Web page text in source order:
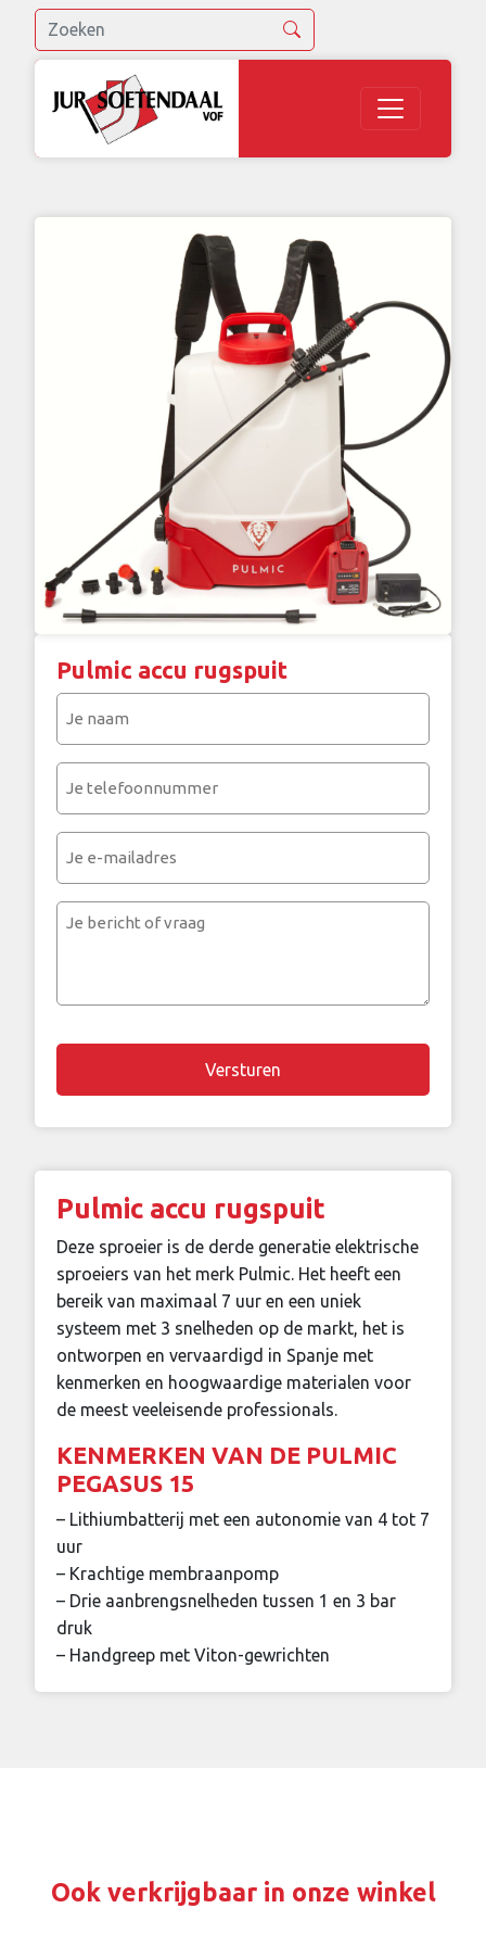
Pulmic accu rugspuit
(Vereist)
(Vereist)
mailadres
Je
Chapta
Pulmic accu rugspuit
Deze sproeier is de derde generatie elektrische
sproeiers van het merk Pulmic. Het heeft een
bereik van maximaal 7 uur en een uniek
systeem met 3 snelheden op de markt, het is
ontworpen en vervaardigd in Spanje met
kenmerken en hoogwaardige materialen voor
de meest veeleisende professionals.
KENMERKEN VAN DE PULMIC
PEGASUS 15
– Lithiumbatterij met een autonomie van 4 tot 7
uur
– Krachtige membraanpomp
– Drie aanbrengsnelheden tussen 1 en 3 bar
druk
– Handgreep met Viton-gewrichten
Ook verkrijgbaar in onze winkel